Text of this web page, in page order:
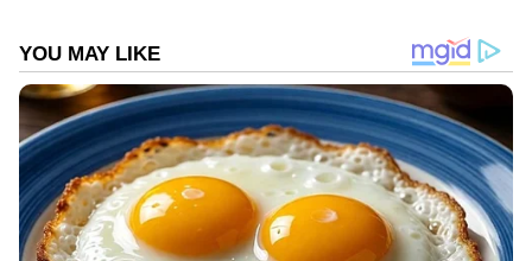
WDWeb Desk
ബിഗ് ടിക്കറ്റ്
Follow Us